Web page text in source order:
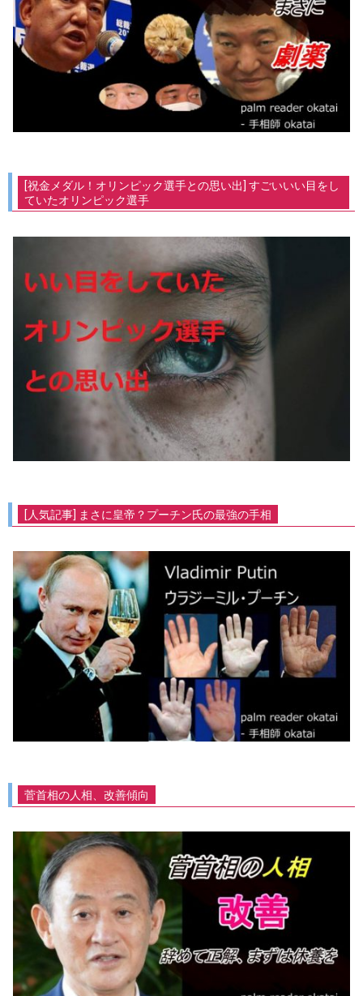
[祝金メダル！オリンピック選手との思い出] すごいいい目をし
ていたオリンピック選手
[人気記事] まさに皇帝？プーチン氏の最強の手相
菅首相の人相、改善傾向